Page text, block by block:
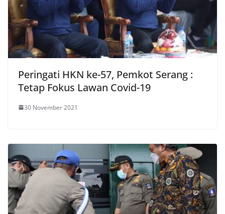
Peringati HKN ke-57, Pemkot Serang :
Tetap Fokus Lawan Covid-19
30 November 2021